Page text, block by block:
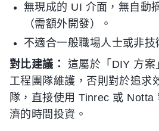
無現成的 UI 介面，無自動
（需額外開發）。
不適合一般職場人士或非技
對比建議：
這屬於「DIY 方案
工程團隊維護，否則對於追求
隊，直接使用 Tinrec 或 Notta
濟的時間投資。